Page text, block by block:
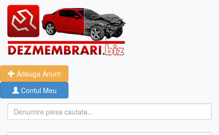
Adauga Anunt
Contul Meu